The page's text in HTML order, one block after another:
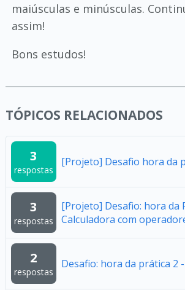
maiúsculas e minúsculas.
assim!
Bons estudos!
TÓPICOS RELACIONADOS
3
respostas
[Projeto] Desafio hora da
3
respostas
[Projeto] Desafio: hora da
Calculadora com
2
respostas
Desafio: hora da prática 2